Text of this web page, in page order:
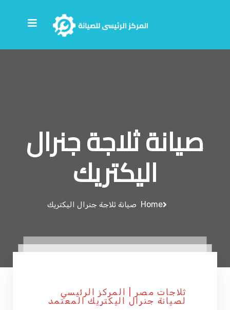
صيانة ثلاجة جنرال
اليكتريك
Home صيانة ثلاجة جنرال اليكتريك
ثلاجات مصر | المركز الرئيسي
لصيانة جنرال اليكتريك المعتمد